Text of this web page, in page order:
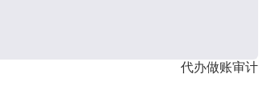
代办做账审计